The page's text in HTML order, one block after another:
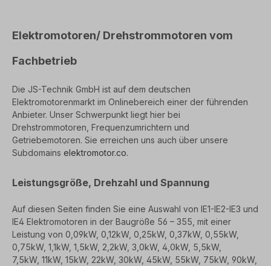
Elektromotoren/ Drehstrommotoren vom
Fachbetrieb
Die JS-Technik GmbH ist auf dem deutschen
Elektromotorenmarkt im Onlinebereich einer der führenden
Anbieter. Unser Schwerpunkt liegt hier bei
Drehstrommotoren, Frequenzumrichtern und
Getriebemotoren. Sie erreichen uns auch über unsere
Subdomains elektromotor.co.
Leistungsgröße, Drehzahl und Spannung
Auf diesen Seiten finden Sie eine Auswahl von IE1-IE2-IE3 und
IE4 Elektromotoren in der Baugröße 56 – 355, mit einer
Leistung von 0,09kW, 0,12kW, 0,25kW, 0,37kW, 0,55kW,
0,75kW, 1,1kW, 1,5kW, 2,2kW, 3,0kW, 4,0kW, 5,5kW,
7,5kW, 11kW, 15kW, 22kW, 30kW, 45kW, 55kW, 75kW, 90kW,